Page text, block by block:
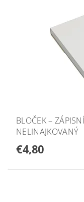
BLOČEK –
NELINAJKOVANÝ
€4,80